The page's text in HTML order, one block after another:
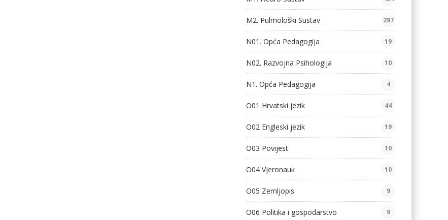
M2. Pulmološki Sustav 297
N01. Opća Pedagogija 19
N02. Razvojna Psihologija 10
N1. Opća Pedagogija 4
O01 Hrvatski jezik 44
O02 Engleski jezik 19
O03 Povijest 10
O04 Vjeronauk 10
O05 Zemljopis 9
O06 Politika i gospodarstvo 9